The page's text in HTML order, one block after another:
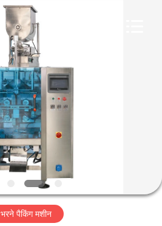
भरने पैकिंग मशीन